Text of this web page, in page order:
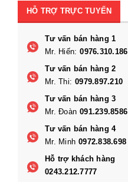
HỖ TRỢ TRỰC TUYẾN
Tư vấn bán hàng 1
Mr. Hiến: 0976.310.186
Tư vấn bán hàng 2
Mr. Thi: 0979.897.210
Tư vấn bán hàng 3
Mr. Đoàn 091.239.8586
Tư vấn bán hàng 4
Mr. Minh 0972.838.698
Hỗ trợ khách hàng
0243.212.7777